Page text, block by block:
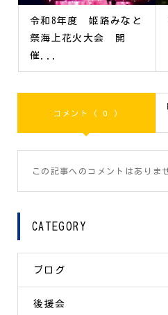
令和8年度 姫路みなと
祭海上花火大会 開
催...
コメント ( 0 )
この記事へのコメントはありま
CATEGORY
ブログ
後援会